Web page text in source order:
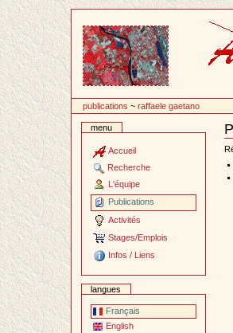
contenu
publications ~raffaele gaetano
menu
Accueil
Recherche
L'équipe
Publications
Activités
Stages/Emplois
Infos / Liens
langues
Français
English